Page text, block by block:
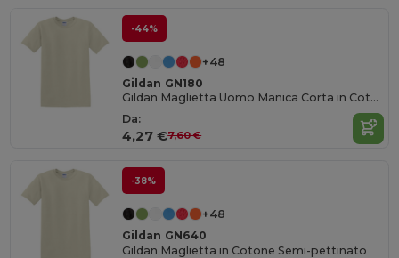
-44%
+48
Gildan GN180
Gildan Maglietta Uomo Manica Corta in Cotone Pesante
Da:
4,27 €7,60 €
-38%
+48
Gildan GN640
Gildan Maglietta in Cotone Semi-pettinato